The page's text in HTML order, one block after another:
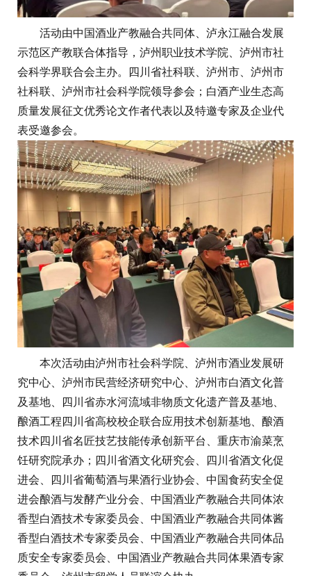
活动由中国酒业产教融合共同体、泸永江融合发展
示范区产教联合体指导，泸州职业技术学院、泸州市社
会科学界联合会主办。四川省社科联、泸州市、泸州市
社科联、泸州市社会科学院领导参会；白酒产业生态高
质量发展征文优秀论文作者代表以及特邀专家及企业代
表受邀参会。
本次活动由泸州市社会科学院、泸州市酒业发展研
究中心、泸州市民营经济研究中心、泸州市白酒文化普
及基地、四川省赤水河流域非物质文化遗产普及基地、
酿酒工程四川省高校校企联合应用技术创新基地、酿酒
技术四川省名匠技艺技能传承创新平台、重庆市渝菜烹
饪研究院承办；四川省酒文化研究会、四川省酒文化促
进会、四川省葡萄酒与果酒行业协会、中国食药安全促
进会酿酒与发酵产业分会、中国酒业产教融合共同体浓
香型白酒技术专家委员会、中国酒业产教融合共同体酱
香型白酒技术专家委员会、中国酒业产教融合共同体品
质安全专家委员会、中国酒业产教融合共同体果酒专家